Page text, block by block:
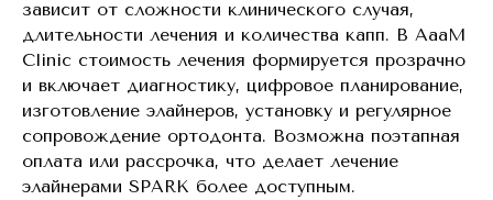
зависит от сложности клинического случая,
длительности лечения и количества капп. В AaaM
Clinic стоимость лечения формируется прозрачно
и включает диагностику, цифровое планирование,
изготовление элайнеров, установку и регулярное
сопровождение ортодонта. Возможна поэтапная
оплата или рассрочка, что делает лечение
элайнерами SPARK более доступным.